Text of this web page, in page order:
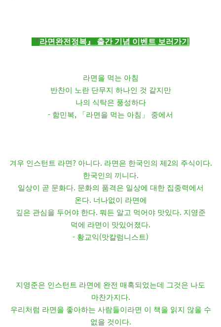
『라면완전정복 』 출간 기념 이벤트 보러가기
라면을 먹는 아침
반찬이 노란 단무지 하나인 것 같지만
나의 식탁은 풍성하다
- 함민복, 「 라면을 먹는 아침 」 중에서
겨우 인스턴트 라면 ? 아니다. 라면은 한국인의 제 2의 주식이다.
한국인의 끼니다.
일상이 곧 문화다. 문화의 품격은 일상에 대한 집중력에서
온다. 너나없이 라면에
깊은 관심을 두어야 한다. 뭐든 알고 먹어야 맛있다. 지영준
덕에 라면이 맛있어졌다.
- 황교익(맛칼럼니스트)
지영준은 인스턴트 라면에 완전 매혹되었는데 그것은 나도
마찬가지다.
우리처럼 라면을 좋아하는 사람들이라면 이 책을 읽지 않을 수
없을 것이다.